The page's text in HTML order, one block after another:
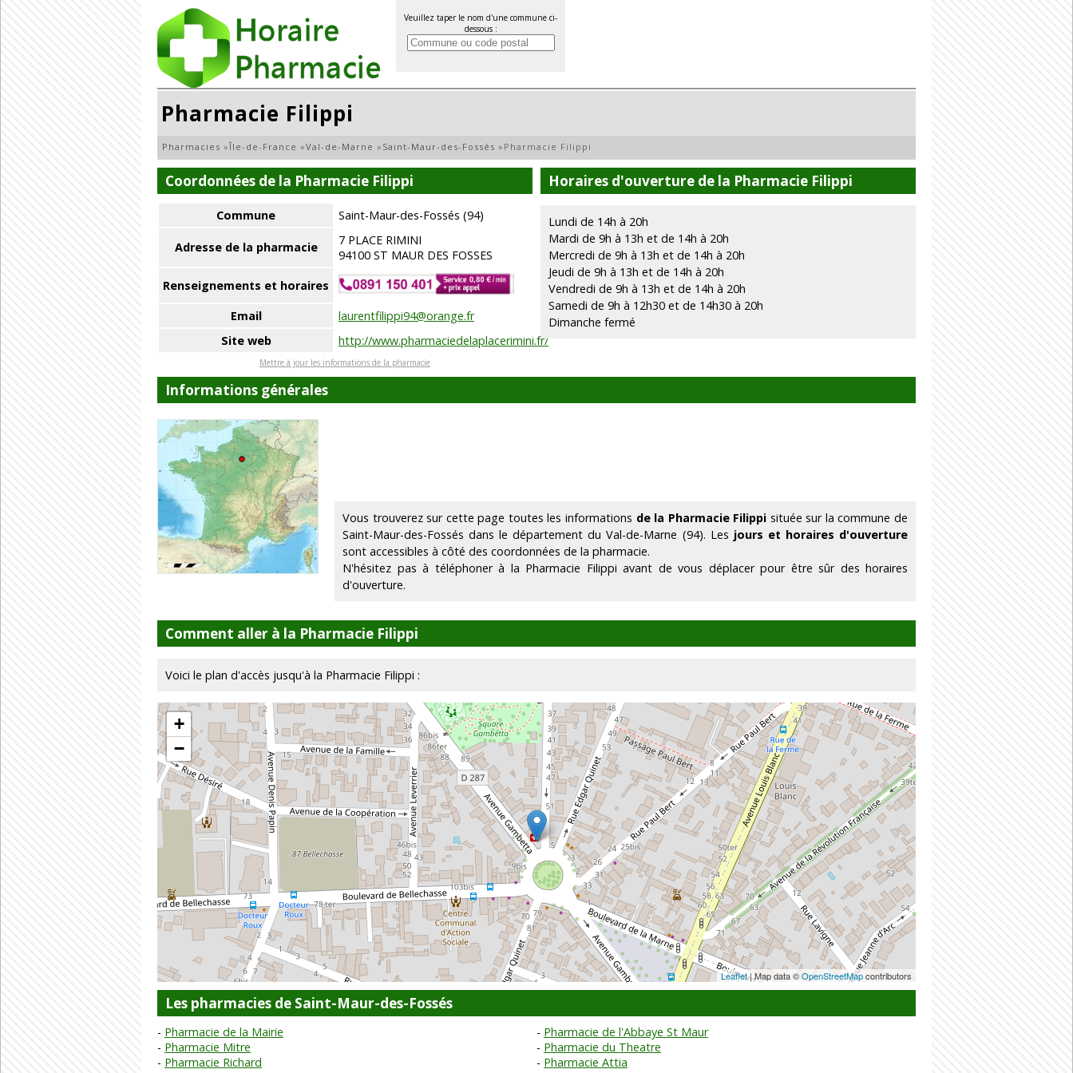
Veuillez taper le nom d'une commune ci-
dessous :
Pharmacie Filippi
Pharmacies »Île-de-France »Val-de-Marne » Saint-Maur-des-Fossés » Pharmacie Filippi
Coordonnées de la Pharmacie Filippi
Commune Saint-Maur-des-Fossés (94)
Adresse de la pharmacie
7 PLACE RIMINI
94100 ST MAUR DES FOSSES
Renseignements et horaires
Email
laurentfilippi94@orange.fr
Site web
http://www.pharmaciedelaplacerimini.fr/
Mettre à jour les informations de la pharmacie
Horaires d'ouverture de la Pharmacie Filippi
Lundi de 14h à 20h
Mardi de 9h à 13h et de 14h à 20h
Mercredi de 9h à 13h et de 14h à 20h
Jeudi de 9h à 13h et de 14h à 20h
Vendredi de 9h à 13h et de 14h à 20h
Samedi de 9h à 12h30 et de 14h30 à 20h
Dimanche fermé
Informations générales
Vous trouverez sur cette page toutes les informations de la Pharmacie Filippi située sur la commune de
Saint-Maur-des-Fossés dans le département du Val-de-Marne (94). Les jours et horaires d'ouverture
sont accessibles à côté des coordonnées de la pharmacie.
N'hésitez pas à téléphoner à la Pharmacie Filippi avant de vous déplacer pour être sûr des horaires
d'ouverture.
Comment aller à la Pharmacie Filippi
Voici le plan d'accès jusqu'à la Pharmacie Filippi :
+
−
Leaflet| Map data ©OpenStreetMapcontributors
Les pharmacies de Saint-Maur-des-Fossés
Pharmacie de la Mairie
Pharmacie de l'Abbaye St Maur
Pharmacie Mitre
Pharmacie du Theatre
Pharmacie Richard
Pharmacie Attia